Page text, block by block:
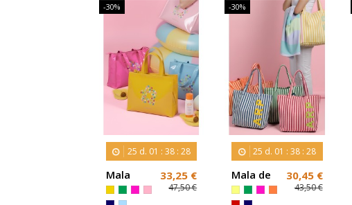
-30%
25 d. 01 : 38: 27
Mala
Shopper
Agatha
33,25 €
47,50 €
-30%
25 d. 01 :38 :27
Mala de
Lona às
Riscas
30,45 €
43,50 €